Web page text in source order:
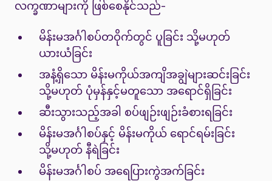
လက္ခဏာများကို ဖြစ်စေနိုင်သည်-
မိန်းမအင်္ဂါစပ်တဝိုက်တွင် ပူခြင်း သို့မဟုတ်
ယားယံခြင်း
အနံ့ရှိသော မိန်းမကိုယ်အကျိအချွဲများဆင်းခြင်း
သို့မဟုတ် ပုံမှန်နှင့်မတူသော အရောင်ရှိခြင်း
ဆီးသွားသည့်အခါ စပ်ဖျဉ်းဖျဉ်းခံစားရခြင်း
မိန်းမအင်္ဂါစပ်နှင့် မိန်းမကိုယ် ရောင်ရမ်းခြင်း
သို့မဟုတ် နီရဲခြင်း
မိန်းမအင်္ဂါစပ် အရေပြားကွဲအက်ခြင်း